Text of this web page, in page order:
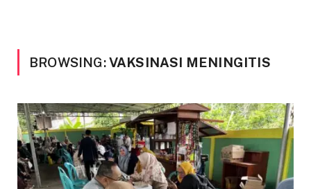
BROWSING:VAKSINASI MENINGITIS